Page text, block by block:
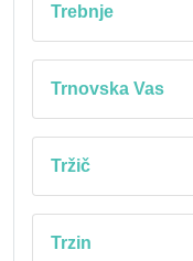
Trebnje
Trnovska Vas
Tržič
Trzin